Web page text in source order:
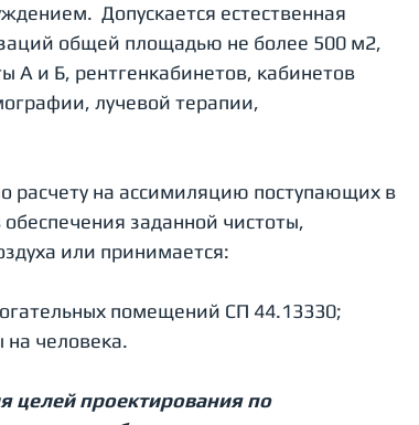
Допускается естественная
общей площадью не более 500 м2,
А и Б, рентгенкабинетов, кабинетов
лучевой терапии,
расчету на ассимиляцию поступающих в
заданной чистоты,
или принимается:
помещений СП 44.13330;
на человека.
целей проектирования по